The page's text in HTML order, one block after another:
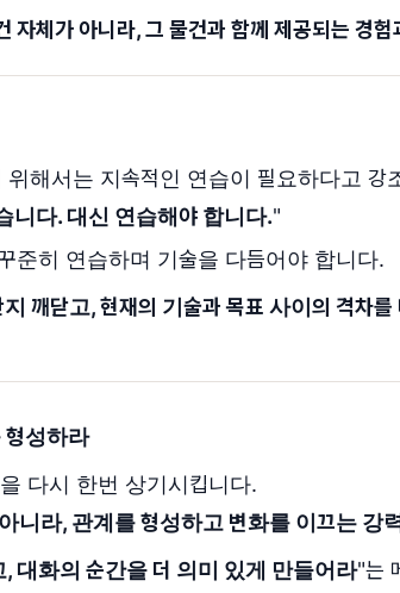
자체가 아니라, 그 물건과 함께 제공되는 경험
해서는 지속적인 연습이 필요하다고 강
니다. 대신 연습해야 합니다."
준히 연습하며 기술을 다듬어야 합니다.
깨닫고, 현재의 기술과 목표 사이의 격차를
형성하라
다시 한번 상기시킵니다.
니라, 관계를 형성하고 변화를 이끄는 강
대화의 순간을 더 의미 있게 만들어라"는